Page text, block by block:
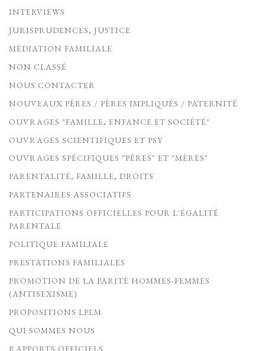
INTERVIEWS
JURISPRUDENCES, JUSTICE
MÉDIATION FAMILIALE
NON CLASSÉ
NOUS CONTACTER
NOUVEAUX PÈRES / PÈRES IMPLIQUÉS / PATERNITÉ
OUVRAGES "FAMILLE, ENFANCE ET SOCIÉTÉ"
OUVRAGES SCIENTIFIQUES ET PSY
OUVRAGES SPÉCIFIQUES "PÈRES" ET "MÈRES"
PARENTALITÉ, FAMILLE, DROITS
PARTENAIRES ASSOCIATIFS
PARTICIPATIONS OFFICIELLES POUR L'ÉGALITÉ
PARENTALE
POLITIQUE FAMILIALE
PRESTATIONS FAMILIALES
PROMOTION DE LA PARITÉ HOMMES-FEMMES
(ANTISEXISME)
PROPOSITIONS LPLM
QUI SOMMES NOUS
RAPPORTS OFFICIELS